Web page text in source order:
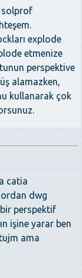
solprof
explode
etmenize
perspektive
alamazken,
kullanarak çok
catia
dwg
perspektif
işine yarar ben
ama